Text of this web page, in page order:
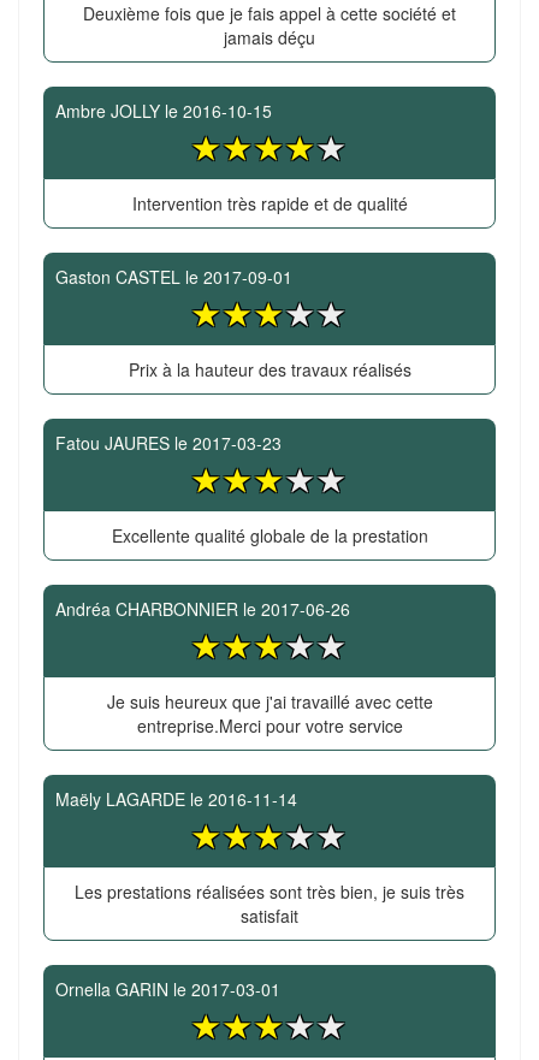
Deuxième fois que je fais appel à cette société et
jamais déçu
Ambre JOLLY le 2016-10-15
Intervention très rapide et de qualité
Gaston CASTEL le 2017-09-01
Prix à la hauteur des travaux réalisés
Fatou JAURES le 2017-03-23
Excellente qualité globale de la prestation
Andréa CHARBONNIER le 2017-06-26
Je suis heureux que j'ai travaillé avec cette
entreprise.Merci pour votre service
Maëly LAGARDE le 2016-11-14
Les prestations réalisées sont très bien, je suis très
satisfait
Ornella GARIN le 2017-03-01